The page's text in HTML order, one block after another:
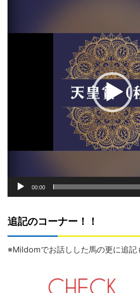
ー
00:00
追記のコーナー！！
※Mildomでお話しした馬の更に追記